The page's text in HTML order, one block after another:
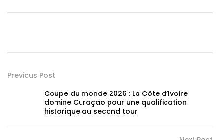
Previous Post
Coupe du monde 2026 : La Côte d’Ivoire
domine Curaçao pour une qualification
historique au second tour